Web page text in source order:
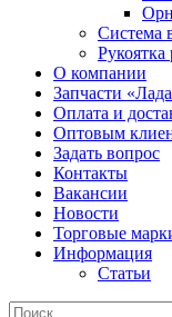
Система
О компании
Запчасти
Оплата и
Оптовым
Задать вопрос
Контакты
Вакансии
Новости
Торговые
Информация
Статьи